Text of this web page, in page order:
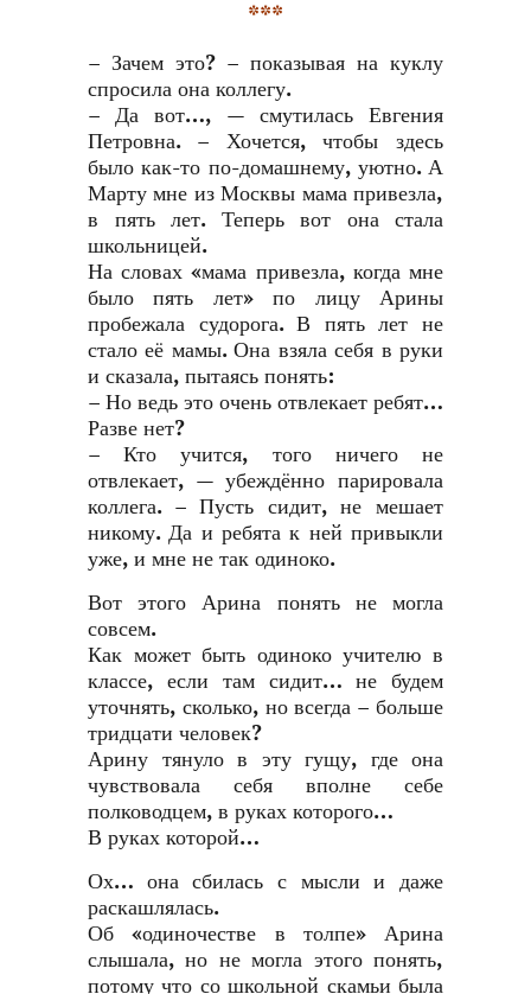
***
– Зачем это? – показывая на куклу
спросила она коллегу.
– Да вот…, — смутилась Евгения
Петровна. – Хочется, чтобы здесь
было как-то по-домашнему, уютно. А
Марту мне из Москвы мама привезла,
в пять лет. Теперь вот она стала
школьницей.
На словах «мама привезла, когда мне
было пять лет» по лицу Арины
пробежала судорога. В пять лет не
стало её мамы. Она взяла себя в руки
и сказала, пытаясь понять:
– Но ведь это очень отвлекает ребят…
Разве нет?
– Кто учится, того ничего не
отвлекает, — убеждённо парировала
коллега. – Пусть сидит, не мешает
никому. Да и ребята к ней привыкли
уже, и мне не так одиноко.
Вот этого Арина понять не могла
совсем.
Как может быть одиноко учителю в
классе, если там сидит… не будем
уточнять, сколько, но всегда – больше
тридцати человек?
Арину тянуло в эту гущу, где она
чувствовала себя вполне себе
полководцем, в руках которого…
В руках которой…
Ох… она сбилась с мысли и даже
раскашлялась.
Об «одиночестве в толпе» Арина
слышала, но не могла этого понять,
потому что со школьной скамьи была